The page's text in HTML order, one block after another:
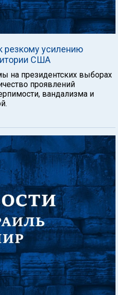
резкому усилению
США
на президентских выборах
проявлений
вандализма и